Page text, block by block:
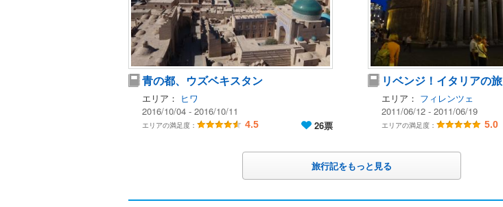
青の都、ウズベキスタン
エリア： ヒワ
2016/10/04 - 2016/10/11
エリアの満足度： 4.5 26票
リベンジ！イタリアの旅
エリア： フィレンツェ
2011/06/12 - 2011/06/19
エリアの満足度： 5.0
旅行記をもっと見る